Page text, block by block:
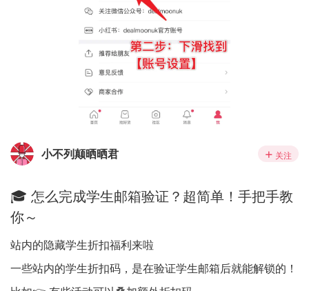
小不列颠晒晒君 关注
🎓 怎么完成学生邮箱验证？超简单！手把手教
你～
站内的隐藏学生折扣福利来啦
一些站内的学生折扣码，是在验证学生邮箱后就能解锁的！